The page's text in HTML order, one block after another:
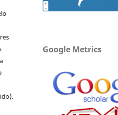
Google Metrics